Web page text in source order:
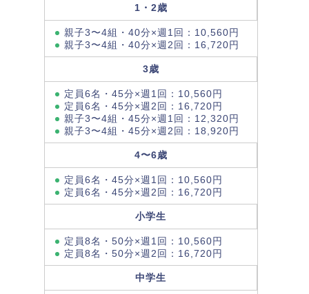
1・2歳
親子3〜4組・40分×週1回：10,560円
親子3〜4組・40分×週2回：16,720円
3歳
定員6名・45分×週1回：10,560円
定員6名・45分×週2回：16,720円
親子3〜4組・45分×週1回：12,320円
親子3〜4組・45分×週2回：18,920円
4〜6歳
定員6名・45分×週1回：10,560円
定員6名・45分×週2回：16,720円
小学生
定員8名・50分×週1回：10,560円
定員8名・50分×週2回：16,720円
中学生